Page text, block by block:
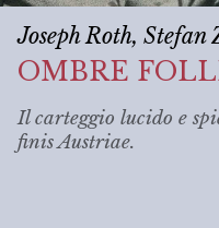
Joseph Roth, Stefan
OMBRE
Il carteggio lucido e
finis Austriae.